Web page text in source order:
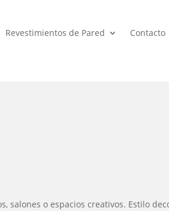
Revestimientos de Pared Contacto
salones o espacios creativos. Estilo